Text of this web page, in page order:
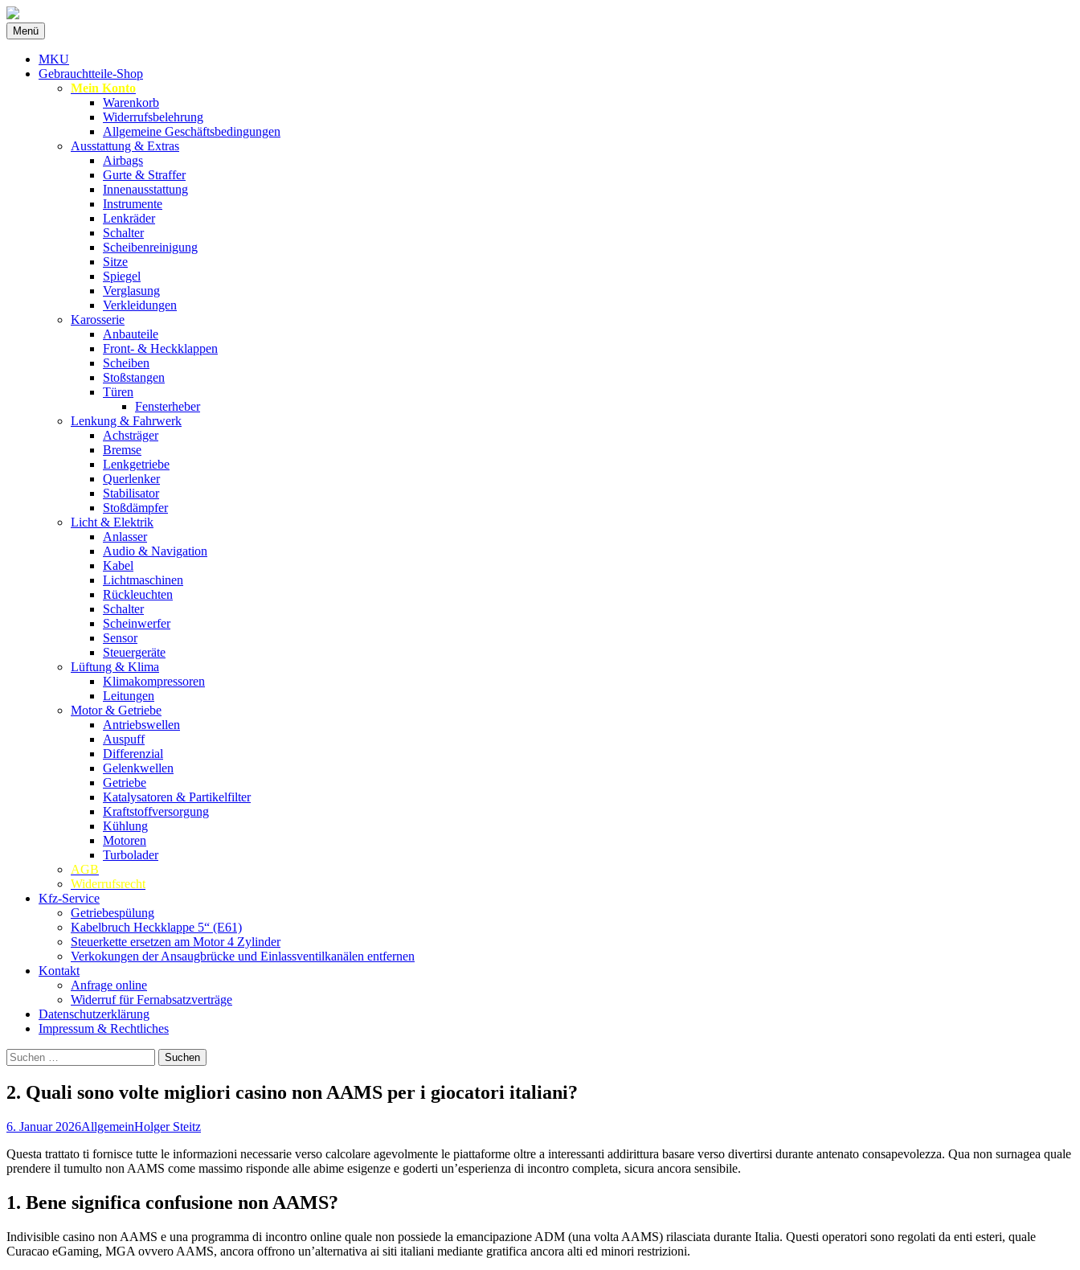
MKU Autoteile
Menü Zum
Inhalt
springen
MKU
Gebrauchtteile-Shop
Mein Konto
Warenkorb
Widerrufsbelehrung
Allgemeine Geschäftsbedingungen
Ausstattung & Extras
Airbags
Gurte & Straffer
Innenausstattung
Instrumente
Lenkräder
Schalter
Scheibenreinigung
Sitze
Spiegel
Verglasung
Verkleidungen
Karosserie
Anbauteile
Front- & Heckklappen
Scheiben
Stoßstangen
Türen
Fensterheber
Lenkung & Fahrwerk
Achsträger
Bremse
Lenkgetriebe
Querlenker
Stabilisator
Stoßdämpfer
Licht & Elektrik
Anlasser
Audio & Navigation
Kabel
Lichtmaschinen
Rückleuchten
Schalter
Scheinwerfer
Sensor
Steuergeräte
Lüftung & Klima
Klimakompressoren
Leitungen
Motor & Getriebe
Antriebswellen
Auspuff
Differenzial
Gelenkwellen
Getriebe
Katalysatoren & Partikelfilter
Kraftstoffversorgung
Kühlung
Motoren
Turbolader
AGB
Widerrufsrecht
Kfz-Service
Getriebespülung
Kabelbruch Heckklappe 5“ (E61)
Steuerkette ersetzen am Motor 4 Zylinder
Verkokungen der Ansaugbrücke und Einlassventilkanälen entfernen
Kontakt
Anfrage online
Widerruf für Fernabsatzverträge
Datenschutzerklärung
Impressum & Rechtliches
Suchen
nach:
2. Quali sono volte migliori casino non AAMS per i giocatori italiani?
6. Januar 2026AllgemeinHolger Steitz
Questa trattato ti fornisce tutte le informazioni necessarie verso calcolare agevolmente le piattaforme oltre a interessanti addirittura basare verso divertirsi durante antenato consapevolezza. Qua non surnagea quale
prendere il tumulto non AAMS come massimo risponde alle abime esigenze e goderti un’esperienza di incontro completa, sicura ancora sensibile.
1. Bene significa confusione non AAMS?
Indivisible casino non AAMS e una programma di incontro online quale non possiede la emancipazione ADM (una volta AAMS) rilasciata durante Italia. Questi operatori sono regolati da enti esteri, quale
Curacao eGaming, MGA ovvero AAMS, ancora offrono un’alternativa ai siti italiani mediante gratifica ancora alti ed minori restrizioni.